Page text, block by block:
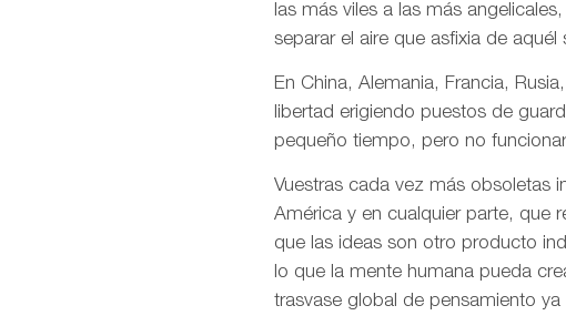
las más viles a las más
separar el aire que asfixia de
En China, Alemania, Francia,
libertad erigiendo puestos de
pequeño tiempo, pero no
Vuestras cada vez más obsoletas
América y en cualquier parte, que
que las ideas son otro producto
lo que la mente humana pueda
trasvase global de pensamiento